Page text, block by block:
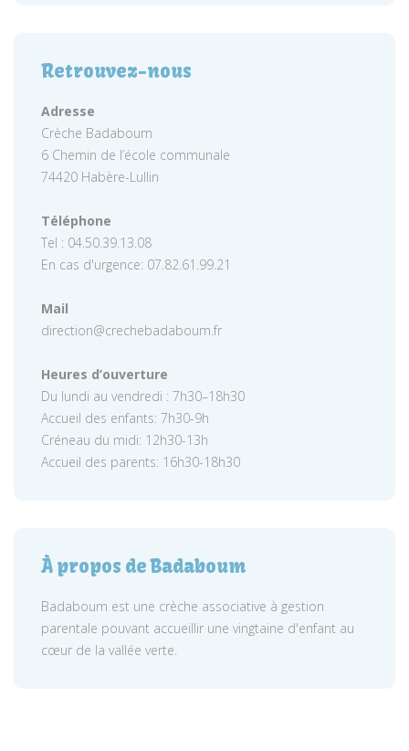
Retrouvez-nous
Adresse
Crèche Badaboum
6 Chemin de l’école communale
74420 Habère-Lullin
Téléphone
Tel : 04.50.39.13.08
En cas d'urgence: 07.82.61.99.21
Mail
direction@crechebadaboum.fr
Heures d’ouverture
Du lundi au vendredi : 7h30–18h30
Accueil des enfants: 7h30-9h
Créneau du midi: 12h30-13h
Accueil des parents: 16h30-18h30
À propos de Badaboum
Badaboum est une crèche associative à gestion
parentale pouvant accueillir une vingtaine d'enfant au
cœur de la vallée verte.